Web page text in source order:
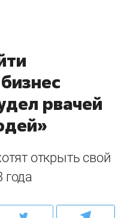
рвачей
открыть свой
года